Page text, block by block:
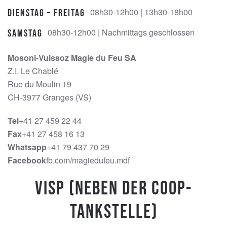
Dienstag – Freitag 08h30-12h00 | 13h30-18h00
Samstag 08h30-12h00 | Nachmittags geschlossen
Mosoni-Vuissoz Magie du Feu SA
Z.I. Le Chablé
Rue du Moulin 19
CH-3977 Granges (VS)
Tel+41 27 459 22 44
Fax+41 27 458 16 13
Whatsapp+41 79 437 70 29
Facebookfb.com/magiedufeu.mdf
Visp (Neben der Coop-
Tankstelle)